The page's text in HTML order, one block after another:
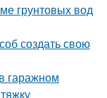
грунтовых вод
создать свою
гаражном